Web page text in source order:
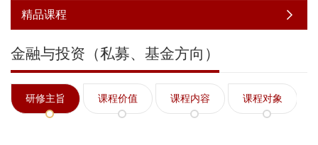
精品课程
金融与投资（私募、基金方向）
研修主旨 课程价值 课程内容 课程对象